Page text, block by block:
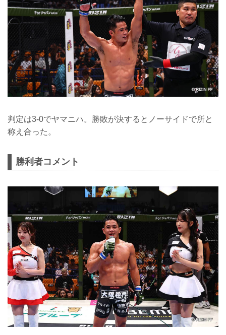
判定は3-0でヤマニハ。勝敗が決するとノーサイドで所と
称え合った。
勝利者コメント